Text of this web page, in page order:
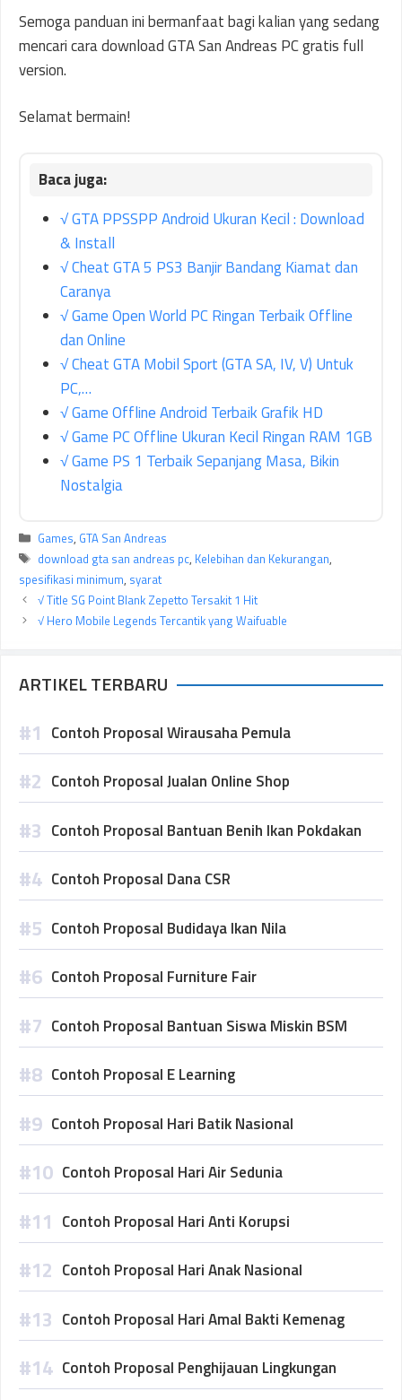
Semoga panduan ini bermanfaat bagi kalian yang sedang
mencari cara download GTA San Andreas PC gratis full
version.
Selamat bermain!
√ GTA PPSSPP Android Ukuran Kecil : Download
& Install
√ Cheat GTA 5 PS3 Banjir Bandang Kiamat dan
Caranya
√ Game Open World PC Ringan Terbaik Offline
dan Online
√ Cheat GTA Mobil Sport (GTA SA, IV, V) Untuk
PC,…
√ Game Offline Android Terbaik Grafik HD
√ Game PC Offline Ukuran Kecil Ringan RAM 1GB
√ Game PS 1 Terbaik Sepanjang Masa, Bikin
Nostalgia
Kategori
Games, GTA San Andreas
Tag
download gta san andreas pc, Kelebihan dan Kekurangan,
spesifikasi minimum, syarat
√ Title SG Point Blank Zepetto Tersakit 1 Hit
√ Hero Mobile Legends Tercantik yang Waifuable
ARTIKEL TERBARU
Contoh Proposal Wirausaha Pemula
Contoh Proposal Jualan Online Shop
Contoh Proposal Bantuan Benih Ikan Pokdakan
Contoh Proposal Dana CSR
Contoh Proposal Budidaya Ikan Nila
Contoh Proposal Furniture Fair
Contoh Proposal Bantuan Siswa Miskin BSM
Contoh Proposal E Learning
Contoh Proposal Hari Batik Nasional
Contoh Proposal Hari Air Sedunia
Contoh Proposal Hari Anti Korupsi
Contoh Proposal Hari Anak Nasional
Contoh Proposal Hari Amal Bakti Kemenag
Contoh Proposal Penghijauan Lingkungan